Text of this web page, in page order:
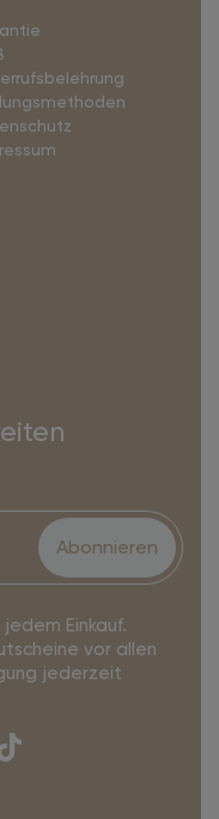
Abonnieren
Einkauf.
vor allen
jederzeit